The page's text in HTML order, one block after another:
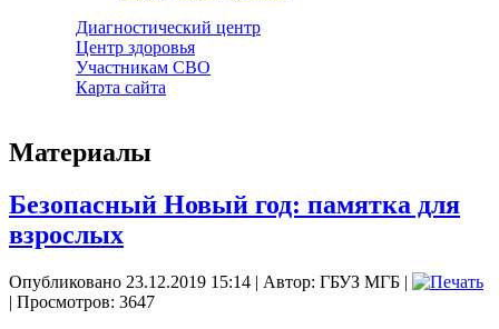
Диагностический центр
Центр здоровья
Участникам СВО
Карта сайта
Материалы
Безопасный Новый год: памятка для
взрослых
Опубликовано 23.12.2019 15:14 | Автор: ГБУЗ МГБ |
| Просмотров: 3647